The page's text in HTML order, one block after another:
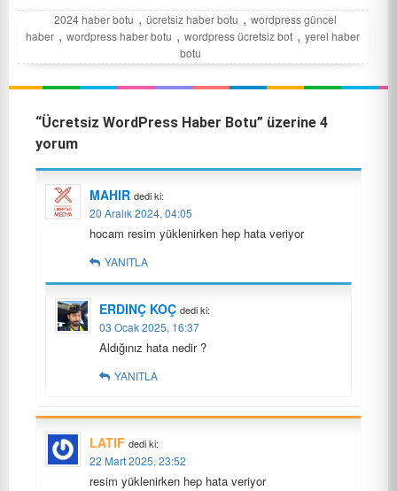
2024 haber botu , ücretsiz haber botu , wordpress güncel
haber , wordpress haber botu , wordpress ücretsiz bot , yerel haber
botu
“Ücretsiz WordPress Haber Botu” üzerine 4
yorum
MAHIR dedi ki:
20 Aralık 2024, 04:05
hocam resim yüklenirken hep hata veriyor
YANITLA
ERDINÇ KOÇ dedi ki:
03 Ocak 2025, 16:37
Aldığınız hata nedir ?
YANITLA
LATIF dedi ki:
22 Mart 2025, 23:52
resim yüklenirken hep hata veriyor